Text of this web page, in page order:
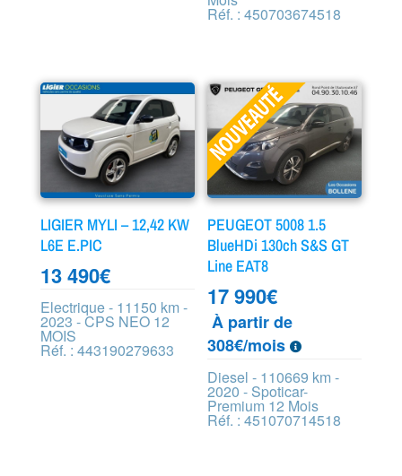
Réf. : 450703674518
LIGIER MYLI – 12,42 KW
L6E E.PIC
13 490€
Electrique - 11150 km -
2023 - CPS NEO 12
MOIS
Réf. : 443190279633
PEUGEOT 5008 1.5
BlueHDi 130ch S&S GT
Line EAT8
17 990€
À partir de
308€/mois
Diesel - 110669 km -
2020 - Spoticar-
Premium 12 Mois
Réf. : 451070714518